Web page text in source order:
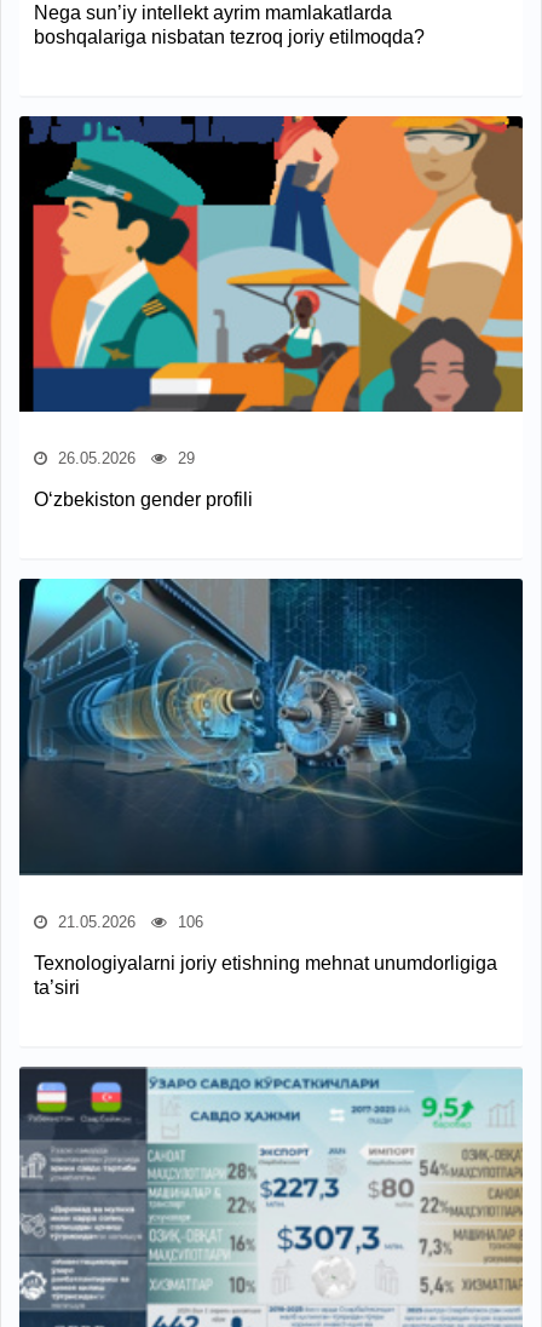
Nega sun’iy intellekt ayrim mamlakatlarda
boshqalariga nisbatan tezroq joriy etilmoqda?
26.05.2026 29
O‘zbekiston gender profili
21.05.2026 106
Texnologiyalarni joriy etishning mehnat unumdorligiga
ta’siri